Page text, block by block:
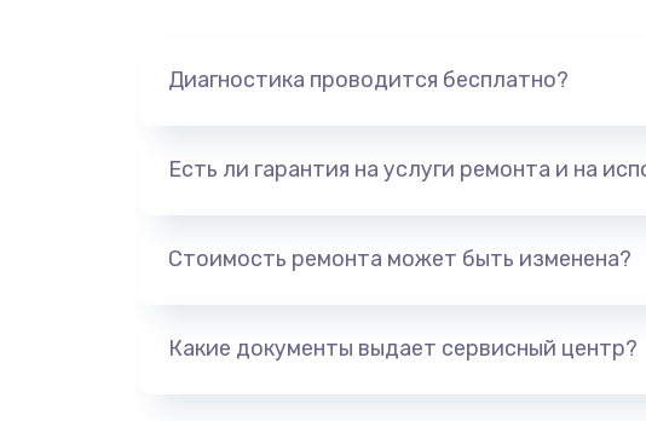
Диагностика проводится бесплатно?
Есть ли гарантия на услуги ремонта и на
Стоимость ремонта может быть изменена?
Какие документы выдает сервисный центр?